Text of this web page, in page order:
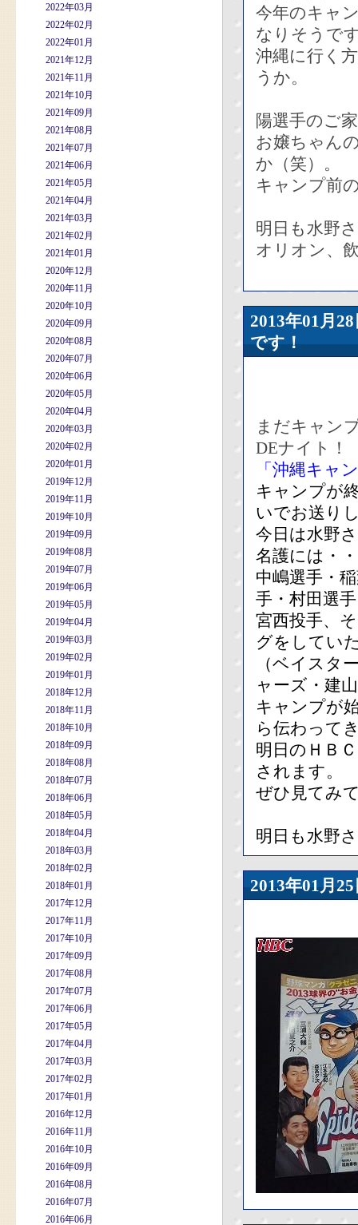
2022年03月
2022年02月
2022年01月
2021年12月
2021年11月
2021年10月
2021年09月
2021年08月
2021年07月
2021年06月
2021年05月
2021年04月
2021年03月
2021年02月
2021年01月
2020年12月
2020年11月
2020年10月
2020年09月
2020年08月
2020年07月
2020年06月
2020年05月
2020年04月
2020年03月
2020年02月
2020年01月
2019年12月
2019年11月
2019年10月
2019年09月
2019年08月
2019年07月
2019年06月
2019年05月
2019年04月
2019年03月
2019年02月
2019年01月
2018年12月
2018年11月
2018年10月
2018年09月
2018年08月
2018年07月
2018年06月
2018年05月
2018年04月
2018年03月
2018年02月
2018年01月
2017年12月
2017年11月
2017年10月
2017年09月
2017年08月
2017年07月
2017年06月
2017年05月
2017年04月
2017年03月
2017年02月
2017年01月
2016年12月
2016年11月
2016年10月
2016年09月
2016年08月
2016年07月
2016年06月
今年のキャ
なりそうで
沖縄に行く
うか。
陽選手のご
お嬢ちゃん
か（笑）。
キャンプ前
明日も水野
オリオン、
2013年01
です！
まだキャン
DEナイト！
「沖縄キャ
キャンプが
いでお送り
今日は水野
名護には・
中嶋選手・
手・村田選
宮西投手、
グをしてい
（ベイスタ
ャーズ・建
キャンプが
ら伝わって
明日のＨＢ
されます。
ぜひ見てみ
明日も水野
2013年01